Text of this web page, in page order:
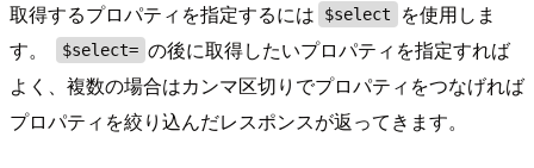
取得するプロパティを指定するには $select
を使用しま
す。
$select= の後に取得したいプロパティを指定すれば
よく、複数の場合はカンマ区切りでプロパティをつなげれば
プロパティを絞り込んだレスポンスが返ってきます。